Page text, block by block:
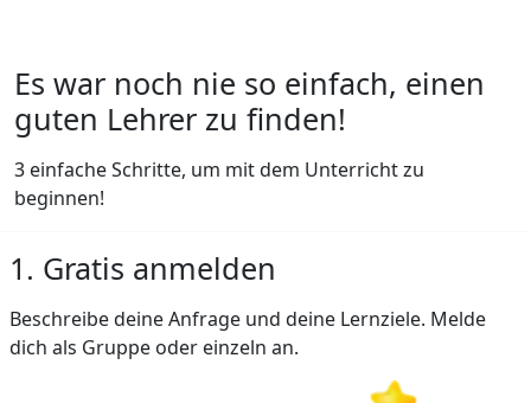
Es war noch nie so einfach, einen
guten Lehrer zu finden!
3 einfache Schritte, um mit dem Unterricht zu
beginnen!
1. Gratis anmelden
Beschreibe deine Anfrage und deine Lernziele. Melde
dich als Gruppe oder einzeln an.